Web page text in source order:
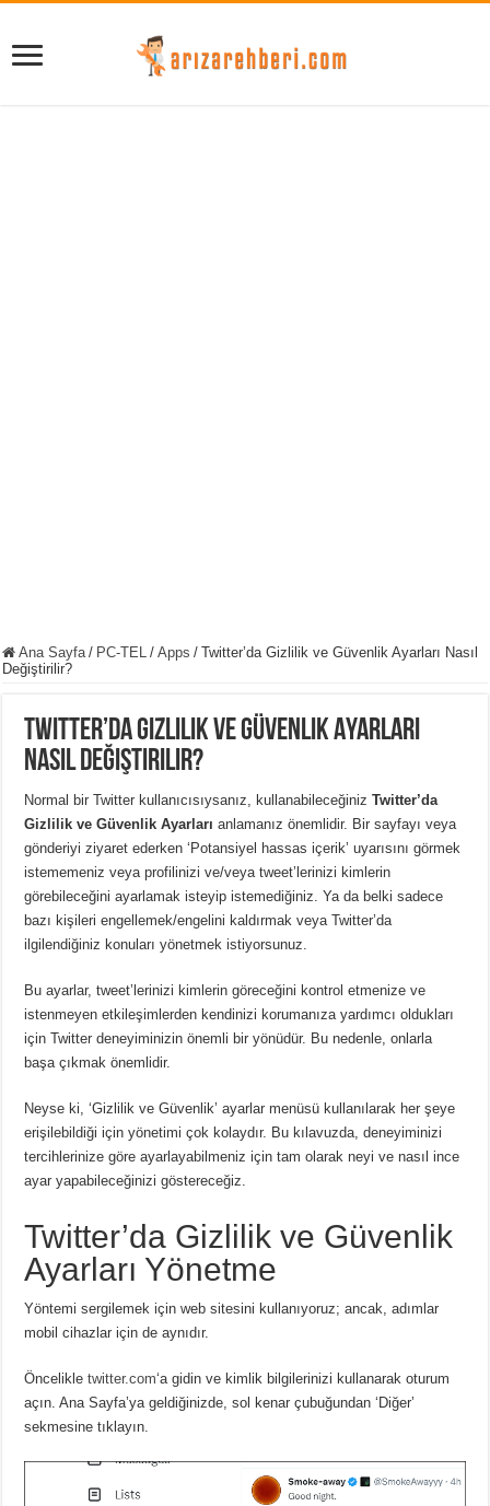
Ana Sayfa / PC-TEL / Apps / Twitter’da Gizlilik ve Güvenlik Ayarları Nasıl
Değiştirilir?
Twitter’da Gizlilik ve Güvenlik Ayarları
Nasıl Değiştirilir?
Normal bir Twitter kullanıcısıysanız, kullanabileceğinizTwitter’da
Gizlilik ve Güvenlik Ayarları anlamanız önemlidir. Bir sayfayı veya
gönderiyi ziyaret ederken ‘Potansiyel hassas içerik’ uyarısını görmek
istememeniz veya profilinizi ve/veya tweet’lerinizi kimlerin
görebileceğini ayarlamak isteyip istemediğiniz.Ya da belki sadece
bazı kişileri engellemek/engelini kaldırmak veya Twitter’da
ilgilendiğiniz konuları yönetmek istiyorsunuz.
Bu ayarlar, tweet’lerinizi kimlerin göreceğini kontrol etmenize ve
istenmeyen etkileşimlerden kendinizi korumanıza yardımcı oldukları
için Twitter deneyiminizin önemli bir yönüdür. Bu nedenle, onlarla
başa çıkmak önemlidir.
Neyse ki, ‘Gizlilik ve Güvenlik’ ayarlar menüsü kullanılarak her şeye
erişilebildiği için yönetimi çok kolaydır. Bu kılavuzda, deneyiminizi
tercihlerinize göre ayarlayabilmeniz için tam olarak neyi ve nasıl ince
ayar yapabileceğinizi göstereceğiz.
Twitter’da Gizlilik ve Güvenlik
Ayarları Yönetme
Yöntemi sergilemek için web sitesini kullanıyoruz;ancak, adımlar
mobil cihazlar için de aynıdır.
Öncelikletwitter.com‘a gidin ve kimlik bilgilerinizi kullanarak oturum
açın.Ana Sayfa’ya geldiğinizde, sol kenar çubuğundan ‘Diğer’
sekmesine tıklayın.